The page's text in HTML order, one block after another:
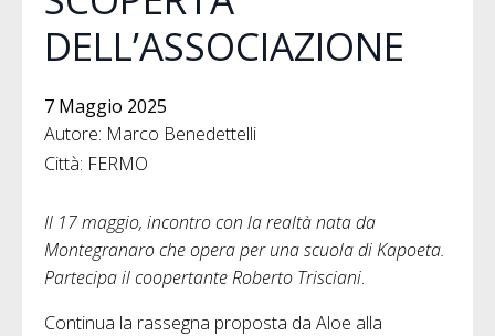
DELL’ASSOCIAZIONE
7 Maggio 2025
Autore: Marco Benedettelli
Città: FERMO
Il 17 maggio, incontro con la realtà nata da
Montegranaro che opera per una scuola di Kapoeta.
Partecipa il coopertante Roberto Trisciani.
Continua la rassegna proposta da Aloe alla